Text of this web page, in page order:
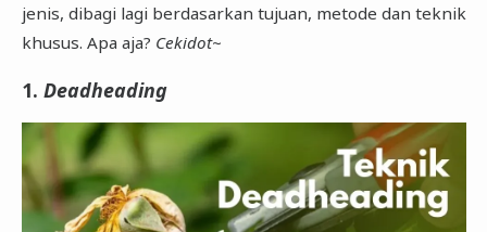
jenis, dibagi lagi berdasarkan tujuan, metode dan teknik
khusus. Apa aja? Cekidot~
1. Deadheading